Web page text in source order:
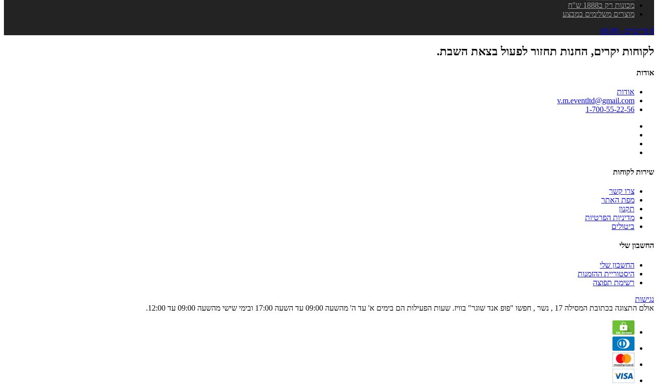
מכונות רק ב1888 ש"ח
מוצרים משלימים במבצע
0 פריט\ים - ₪0.00
לקוחות יקרים, החנות תחזור לפעול בצאת השבת.
אודות
אודות
v.m.eventltd@gmail.com
1-700-55-22-56
שירות לקוחות
צרו קשר
מפת האתר
תקנון
מדיניות הפרטיות
ביטולים
החשבון שלי
החשבון שלי
היסטוריית ההזמנות
רשימת תפוצה
נגישות
אולם התצוגה בכתובת המסילה 17 , נשר , חפשו "פופ אנד שוגר" בוויז. שעות הפעילות הם בימים א' עד ה' מהשעה 09:00 עד השעה 17:00 ובימי שישי מהשעה 09:00 עד 12:00.